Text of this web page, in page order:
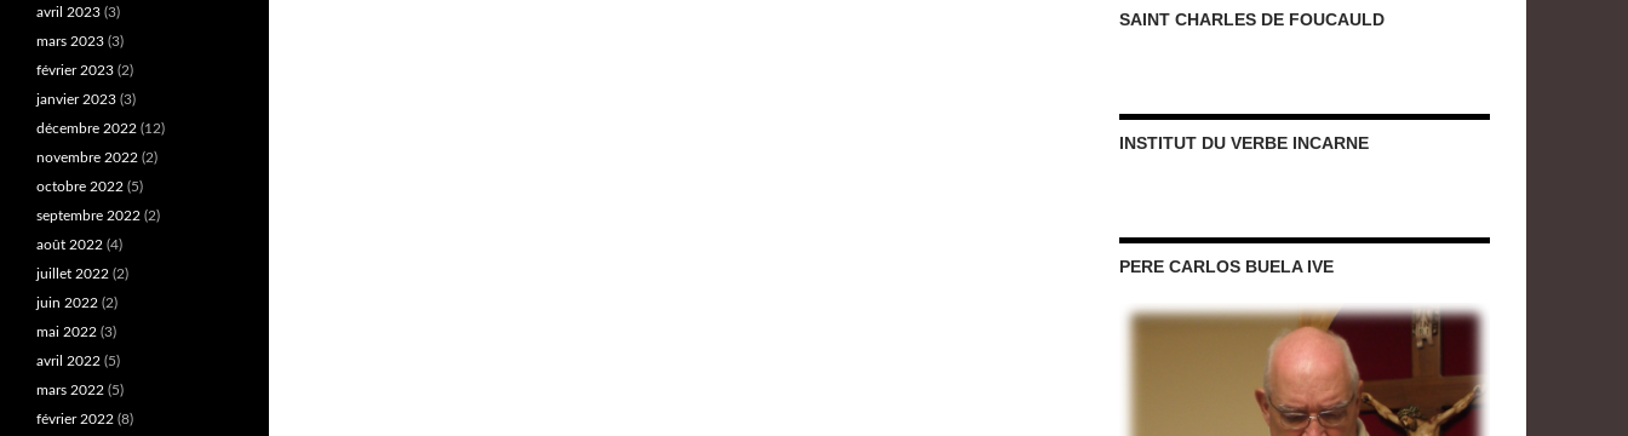
SAINT CHARLES DE FOUCAULD
INSTITUT DU VERBE INCARNE
PERE CARLOS BUELA IVE
avril 2023 (3)
mars 2023 (3)
février 2023 (2)
janvier 2023 (3)
décembre 2022 (12)
novembre 2022 (2)
octobre 2022 (5)
septembre 2022 (2)
août 2022 (4)
juillet 2022 (2)
juin 2022 (2)
mai 2022 (3)
avril 2022 (5)
mars 2022 (5)
février 2022 (8)